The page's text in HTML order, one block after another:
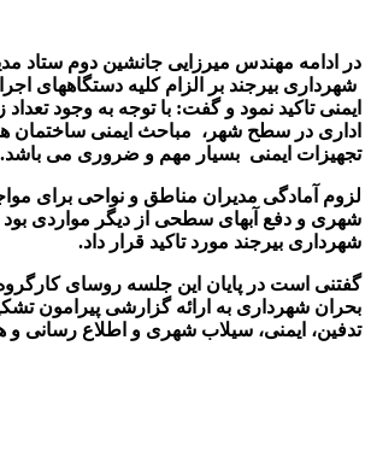
در ادامه مهندس میرزایی جانشین دوم ستاد
شهرداری بیرجند بر الزام کلیه دستگاههای
ایمنی تاکید نمود و گفت: با توجه به وجود
اداری در سطح شهر، مباحث ایمنی ساختمان
تجهیزات ایمنی بسیار مهم و ضروری می باشد.
لزوم آمادگی مدیران مناطق و نواحی برای
شهری و دفع آبهای سطحی از دیگر مواردی
شهرداری بیرجند مورد تاکید قرار داد.
گفتنی است در پایان این جلسه روسای
بحران شهرداری به ارائه گزارشی پیرامون
تدفین، ایمنی، سیلاب شهری و اطلاع رسانی و